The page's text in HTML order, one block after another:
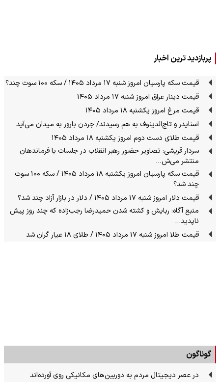
پربازدید ترین اخبار
قیمت سکه پارسیان امروز شنبه ۱۷ مرداد ۱۴۰۵ / سکه ۱۰۰ سوت چند؟
قیمت دینار عراق امروز شنبه ۱۷ مرداد ۱۴۰۵
قیمت مرغ امروز یکشنبه ۱۸ مرداد ۱۴۰۵
اسنایدر و تاج‌الدینوف به هم رسیدند/ جردن باروز به میدان می‌آید
قیمت طلای دست دوم امروز یکشنبه ۱۸ مرداد ۱۴۰۵
سردار قریشی: تصاویر حضور رهبر انقلاب در جلسات با فرماندهان
منتشر می‌ش…
قیمت سکه پارسیان امروز یکشنبه ۱۸ مرداد ۱۴۰۵ / سکه ۱۰۰ سوت
چند شد؟
قیمت دلار امروز شنبه ۱۷ مرداد ۱۴۰۵ / دلار در بازار آزاد چند شد؟
منبع آگاه: ربایش و کشته شدن حمیدرضا رجب‌زاده که چند روز پیش
ناپدید…
قیمت طلا امروز شنبه ۱۷ مرداد ۱۴۰۵ / طلای ۱۸ عیار گران شد
گوناگون
در عصر دیجیتال مردم به دوربین‌های مکانیکی روی آورده‌اند